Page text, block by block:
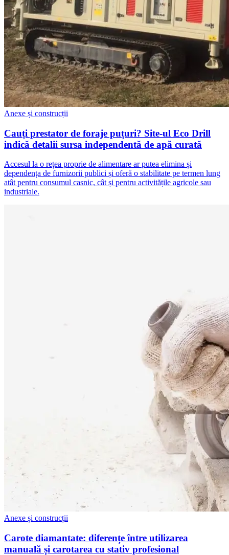
Anexe și construcții
Cauți prestator de foraje puțuri? Site-ul Eco Drill
indică detalii sursa independentă de apă curată
Accesul la o rețea proprie de alimentare ar putea elimina și
dependența de furnizorii publici și oferă o stabilitate pe termen lung
atât pentru consumul casnic, cât și pentru activitățile agricole sau
industriale.
Anexe și construcții
Carote diamantate: diferențe între utilizarea
manuală și carotarea cu stativ profesional